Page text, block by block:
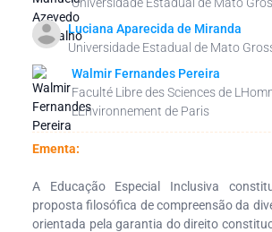
Luciana Aparecida de Miranda
Universidade Estadual de Mato
Walmir Fernandes Pereira
Faculté Libre des Sciences de
LEnvironnement de Paris
Ementa:
A Educação Especial Inclusiva
proposta filosófica de compreensão da
orientada pela garantia do direito